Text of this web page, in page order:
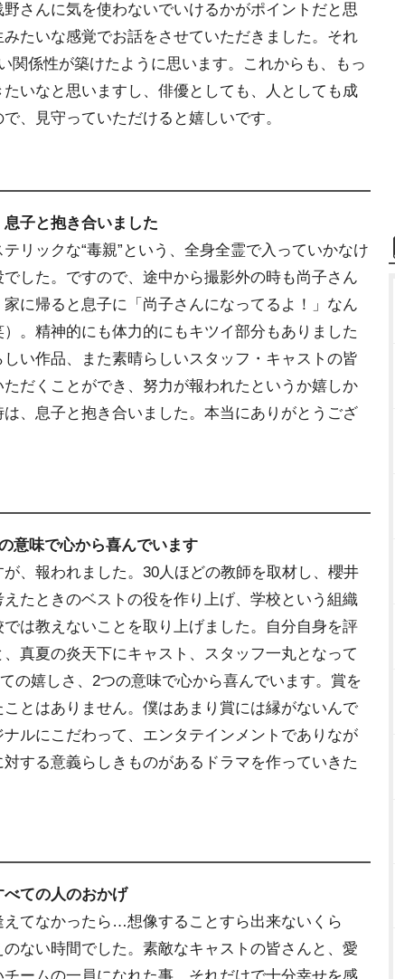
さんに気を使わないでいけるかがポイントだと思
たいな感覚でお話をさせていただきました。それ
関係性が築けたように思います。これからも、もっ
いなと思いますし、俳優としても、人としても成
、見守っていただけると嬉しいです。
子と抱き合いました
リックな“毒親”という、全身全霊で入っていかなけ
した。ですので、途中から撮影外の時も尚子さん
に帰ると息子に「尚子さんになってるよ！」なん
。精神的にも体力的にもキツイ部分もありました
い作品、また素晴らしいスタッフ・キャストの皆
だくことができ、努力が報われたというか嬉しか
、息子と抱き合いました。本当にありがとうござ
意味で心から喜んでいます
、報われました。30人ほどの教師を取材し、櫻井
たときのベストの役を作り上げ、学校という組織
は教えないことを取り上げました。自分自身を評
真夏の炎天下にキャスト、スタッフ一丸となって
の嬉しさ、2つの意味で心から喜んでいます。賞を
とはありません。僕はあまり賞には縁がないんで
ルにこだわって、エンタテインメントでありなが
する意義らしきものがあるドラマを作っていきた
べての人のおかげ
えてなかったら…想像することすら出来ないくら
ない時間でした。素敵なキャストの皆さんと、愛